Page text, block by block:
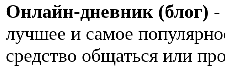
Онлайн-дневник (блог) -
лучшее и самое
средство общаться или